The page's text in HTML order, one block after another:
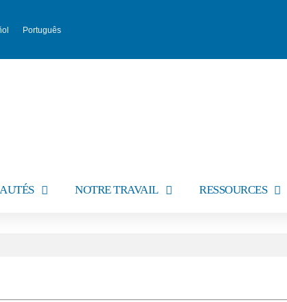
Português
NOTRE TRAVAIL RESSOURCES